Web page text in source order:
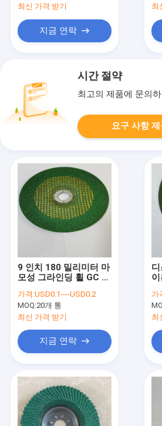
최신 가격 받기
지금 연락
최
시간 절약
최고의 제품에 문의
요구 사항 제
9 인치 180 밀리미터 마
모성 그라인딩 휠 GC 앵
가격:USD0.1----USD0.2
MOQ:20개 통
최신 가격 받기
지금 연락
가
최